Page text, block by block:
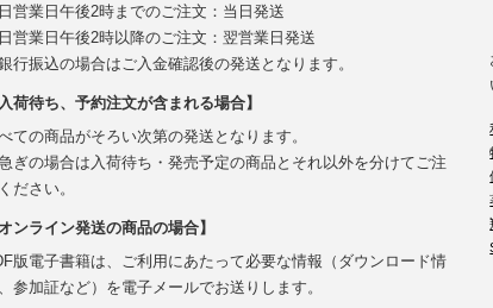
営業日午後2時までのご注文：当日発送
営業日午後2時以降のご注文：翌営業日発送
行振込の場合はご入金確認後の発送となります。
入荷待ち、予約注文が含まれる場合】
ての商品がそろい次第の発送となります。
ぎの場合は入荷待ち・発売予定の商品とそれ以外を分けてご注
ださい。
オンライン発送の商品の場合】
版電子書籍は、ご利用にあたって必要な情報（ダウンロード情
参加証など）を電子メールでお送りします。